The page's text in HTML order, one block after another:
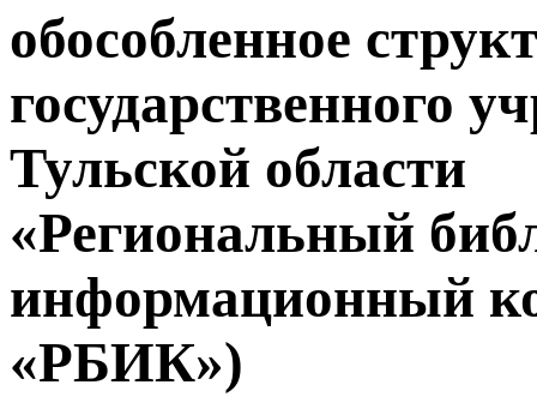
обособленное
государственного
Тульской области
«Региональный
информационный
«РБИК»)